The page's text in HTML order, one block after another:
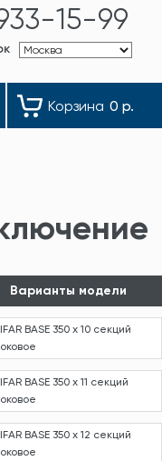
15-99
Корзина 0 р.
Варианты модели
BASE 350 х 10 секций
BASE 350 х 11 секций
BASE 350 х 12 секций